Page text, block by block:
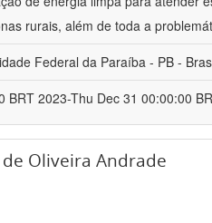
rurais, além de toda a
Federal da Paraíba - PB -
BRT 2023-Thu Dec 31 00:00:00
Oliveira Andrade